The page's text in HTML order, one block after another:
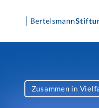
Skip
Zusammen in